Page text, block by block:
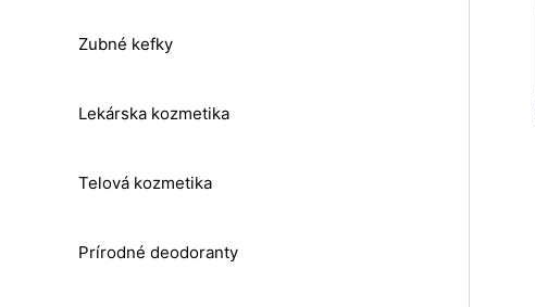
Zubné kefky
Lekárska kozmetika
Telová kozmetika
Prírodné deodoranty